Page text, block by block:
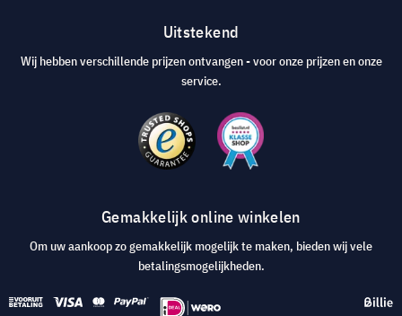
Uitstekend
Wij hebben verschillende prijzen ontvangen - voor onze prijzen en onze
service.
Gemakkelijk online winkelen
Om uw aankoop zo gemakkelijk mogelijk te maken, bieden wij vele
betalingsmogelijkheden.